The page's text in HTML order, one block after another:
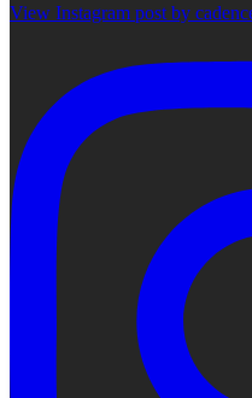
View Instagram post by